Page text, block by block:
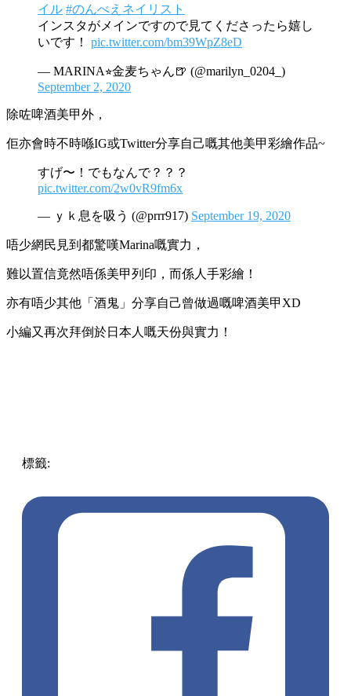
イル #のんべえネイリスト
インスタがメインですので見てくださったら嬉し
いです！ pic.twitter.com/bm39WpZ8eD
— MARINA⭐︎金麦ちゃん🍺 (@marilyn_0204_)
September 2, 2020
除咗啤酒美甲外，
佢亦會時不時喺IG或Twitter分享自己嘅其他美甲彩繪作品~
すげ〜！でもなんで？？？
pic.twitter.com/2w0vR9fm6x
— ｙｋ息を吸う (@prrr917) September 19, 2020
唔少網民見到都驚嘆Marina嘅實力，
難以置信竟然唔係美甲列印，而係人手彩繪！
亦有唔少其他「酒鬼」分享自己曾做過嘅啤酒美甲XD
小編又再次拜倒於日本人嘅天份與實力！
標籤: